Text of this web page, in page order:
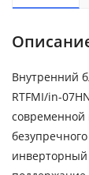
Внутренний
RTFMI/in-
современной
инверторный